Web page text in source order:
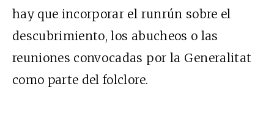
hay que incorporar el runrún sobre el
descubrimiento, los abucheos o las
reuniones convocadas por la Generalitat
como parte del folclore.